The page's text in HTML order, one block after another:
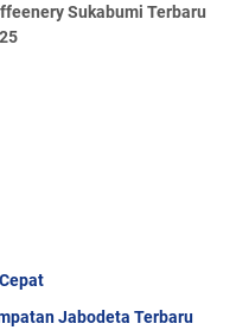
Sukabumi Terbaru
Jabodeta Terbaru